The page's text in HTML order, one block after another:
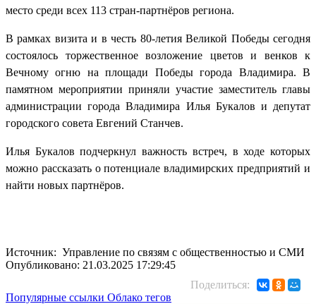
место среди всех 113 стран-партнёров региона.
В рамках визита и в честь 80-летия Великой Победы сегодня
состоялось торжественное возложение цветов и венков к
Вечному огню на площади Победы города Владимира. В
памятном мероприятии приняли участие заместитель главы
администрации города Владимира Илья Букалов и депутат
городского совета Евгений Станчев.
Илья Букалов подчеркнул важность встреч, в ходе которых
можно рассказать о потенциале владимирских предприятий и
найти новых партнёров.
Источник: Управление по связям с общественностью и СМИ
Опубликовано: 21.03.2025 17:29:45
Поделиться:
Популярные ссылки Облако тегов